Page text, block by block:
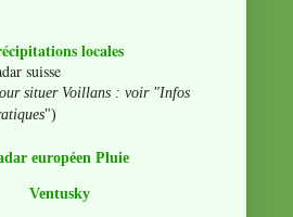
locales
suisse
situer Voillans : voir "Infos
")
européen Pluie
Ventusky